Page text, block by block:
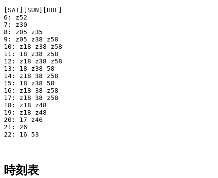
[SAT][SUN][HOL]
6: z52
7: z30
8: z05 z35
9: z05 z38 z58
10: z18 z38 z58
11: 18 z38 z58
12: z18 z38 z58
13: 18 z38 58
14: z18 38 z58
15: 18 z38 58
16: z18 38 z58
17: z18 38 z58
18: z18 z48
19: z18 z48
20: 17 z46
21: 26
22: 16 53
時刻表